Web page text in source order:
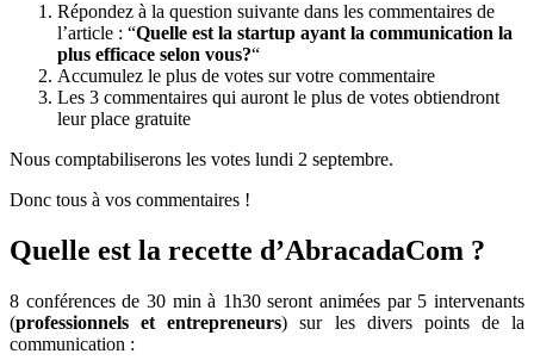
Répondez à la question suivante dans les commentaires de
l’article : “Quelle est la startup ayant la communication la
plus efficace selon vous?“
Accumulez le plus de votes sur votre commentaire
Les 3 commentaires qui auront le plus de votes obtiendront
leur place gratuite
Nous comptabiliserons les votes lundi 2 septembre.
Donc tous à vos commentaires !
Quelle est la recette d’AbracadaCom ?
8 conférences de 30 min à 1h30 seront animées par 5 intervenants
(professionnels et entrepreneurs) sur les divers points de la
communication :